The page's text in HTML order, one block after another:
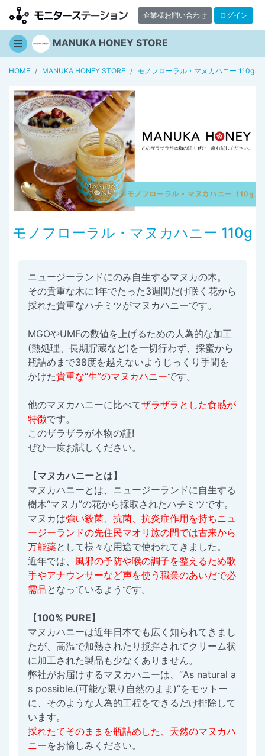
企業様お問い合わせ ログイン
MANUKA HONEY STORE
HOME MANUKA HONEY STORE モノフローラル・マヌカハニー 110g
モノフローラル・マヌカハニー 110g
ニュージーランドにのみ自生するマヌカの木。
その貴重な木に1年でたった3週間だけ咲く花から
採れた貴重なハチミツがマヌカハニーです。
MGOやUMFの数値を上げるための人為的な加工
(熱処理、長期貯蔵など)を一切行わず、採蜜から
瓶詰めまで38度を越えないようじっくり手間を
かけた貴重な“生”のマヌカハニーです。
他のマヌカハニーに比べてザラザラとした食感が
特徴です。
このザラザラが本物の証!
ぜひ一度お試しください。
【マヌカハニーとは】
マヌカハニーとは、ニュージーランドに自生する
樹木“マヌカ”の花から採取されたハチミツです。
マヌカは強い殺菌、抗菌、抗炎症作用を持ちニュ
ージーランドの先住民マオリ族の間では古来から
万能薬として様々な用途で使われてきました。
近年では、 風邪の予防や喉の調子を整えるため歌
手やアナウンサーなど声を使う職業のあいだで必
需品となっているようです。
【100% PURE】
マヌカハニーは近年日本でも広く知られてきまし
たが、高温で加熱されたり撹拌されてクリーム状
に加工された製品も少なくありません。
弊社がお届けするマヌカハニーは、“As natural a
s possible.(可能な限り自然のまま)”をモットー
に、そのような人為的工程をできるだけ排除して
います。
採れたてそのままを瓶詰めした、天然のマヌカハ
ニーをお愉しみください。